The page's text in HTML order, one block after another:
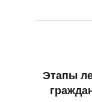
Этапы